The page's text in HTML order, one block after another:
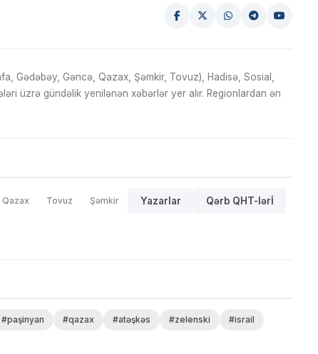
Gədəbəy, Gəncə, Qazax, Şəmkir, Tovuz), Hadisə, Sosial,
üzrə gündəlik yenilənən xəbərlər yer alır. Regionlardan ən
Qazax Tovuz Şəmkir Yazarlar Qərb QHT-lərİ
#paşinyan #qazax #atəşkəs #zelenski
#israil